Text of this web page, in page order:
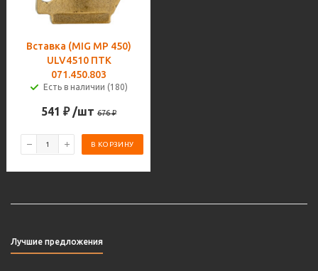
Вставка (MIG MP 450)
ULV4510 ПТК
071.450.803
Есть в наличии (180)
541 ₽ /шт 676₽
В КОРЗИНУ
Лучшие предложения